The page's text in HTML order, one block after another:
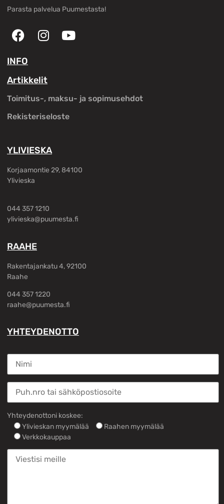
Parasta palvelua Puumestasta!
INFO
Artikkelit
Toimitus-, maksu- ja sopimusehdot
Rekisteriseloste
YLIVIESKA
Korjaamontie 29, 84100
Ylivieska
044 357 1210
ylivieska@puumesta.fi
RAAHE
Rakentajankatu 4, 92100
Raahe
044 357 1220
raahe@puumesta.fi
YHTEYDENOTTO
Yhteydenottoni koskee:
Ylivieskan myymälää
Raahen myymälää
Verkkokauppaa